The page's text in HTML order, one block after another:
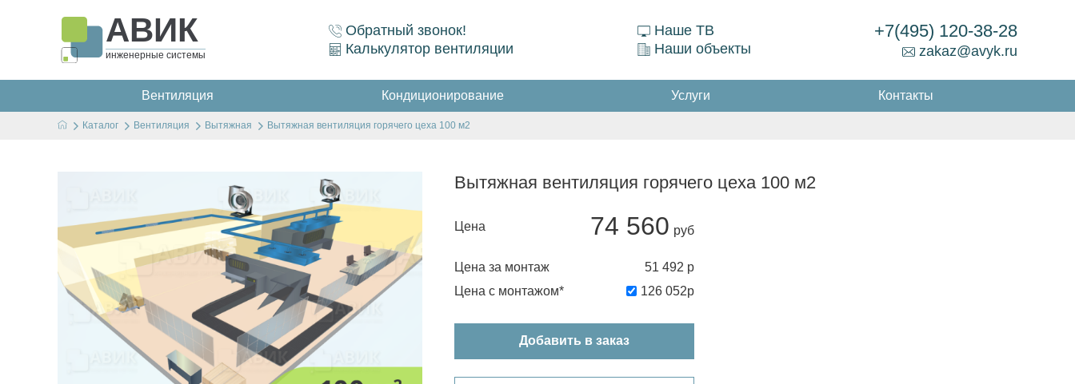
АВИК
инженерные системы
Обратный звонок!
Калькулятор вентиляции
Наше ТВ
Наши объекты
+7(495) 120-38-28
zakaz@avyk.ru
Вентиляция Кондиционирование Услуги Контакты
Каталог Вентиляция Вытяжная Вытяжная вентиляция горячего цеха 100 м2
Вытяжная вентиляция горячего цеха 100 м2
Цена 74 560
Цена за монтаж 51 492 р
Цена с монтажом*
126 052р
Добавить в заказ